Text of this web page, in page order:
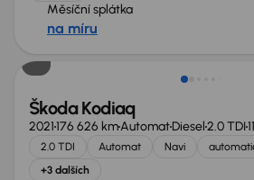
Měsíční splátka
na míru
Nově v nabídce
Škoda Kodiaq
2021176 626 kmAutomatDiesel2.0 TDI
2.0 TDI Automat Navi
+3 dalších